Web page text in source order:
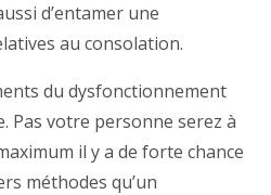
d’entamer une
au consolation.
du dysfonctionnement
Pas votre personne serez à
il y a de forte chance
méthodes qu’un